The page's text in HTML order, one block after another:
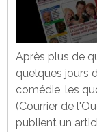
Après plus de
quelques jours
comédie, les
(Courrier de
publient un